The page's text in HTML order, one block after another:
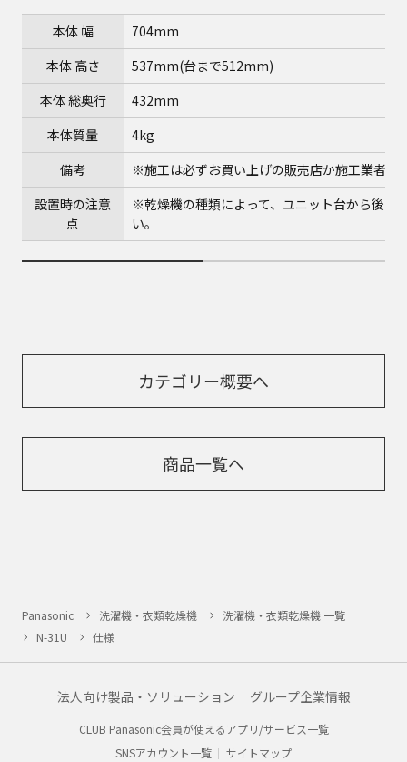
本体 幅
704mm
本体 高さ
537mm(台まで512mm)
本体 総奥行
432mm
本体質量
4kg
備考
※施工は必ずお買い上げの販売店か施工業者に
設置時の注意
点
※乾燥機の種類によって、ユニット台から後ろ
い。
カテゴリー概要へ
商品一覧へ
Panasonic 洗濯機・衣類乾燥機
洗濯機・衣類乾燥機 一覧
N-31U
仕様
法人向け製品・ソリューション グループ企業情報
CLUB Panasonic会員が使えるアプリ/サービス一覧
SNSアカウント一覧
サイトマップ